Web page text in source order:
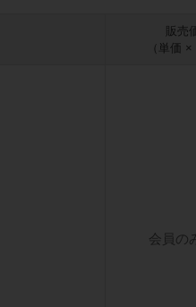
販売
（単価 ×
会員の